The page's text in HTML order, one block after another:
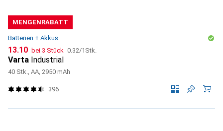
MENGENRABATT
Batterien + Akkus
CHF
13.10 bei 3 Stück CHF
0.32/1Stk.
Varta Industrial
40 Stk., AA, 2950 mAh
396